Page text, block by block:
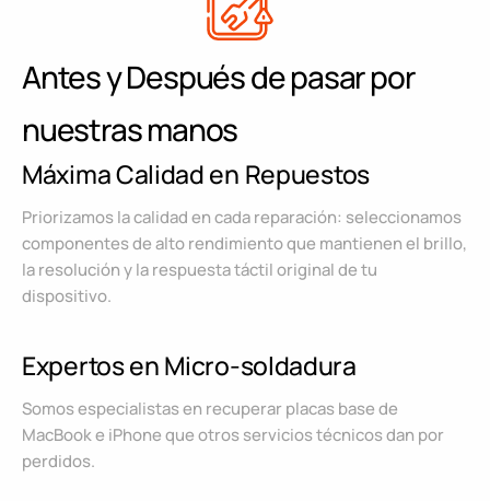
Antes y Después de pasar por
nuestras manos
Máxima Calidad en Repuestos
Priorizamos la calidad en cada reparación: seleccionamos
componentes de alto rendimiento que mantienen el brillo,
la resolución y la respuesta táctil original de tu
dispositivo.
Expertos en Micro-soldadura
Somos especialistas en recuperar placas base de
MacBook e iPhone que otros servicios técnicos dan por
perdidos.